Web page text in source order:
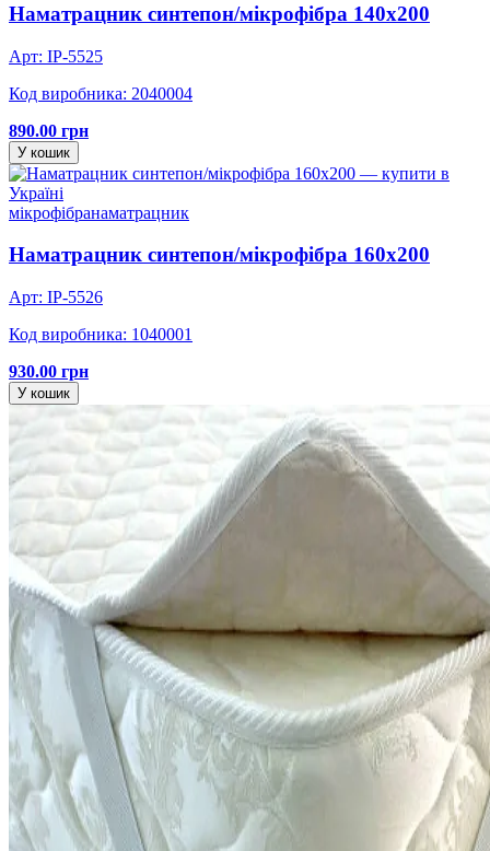
Наматрацник синтепон/мікрофібра 140х200
Арт: IP-5525
Код виробника: 2040004
890.00 грн
У кошик
мікрофібранаматрацник
Наматрацник синтепон/мікрофібра 160х200
Арт: IP-5526
Код виробника: 1040001
930.00 грн
У кошик